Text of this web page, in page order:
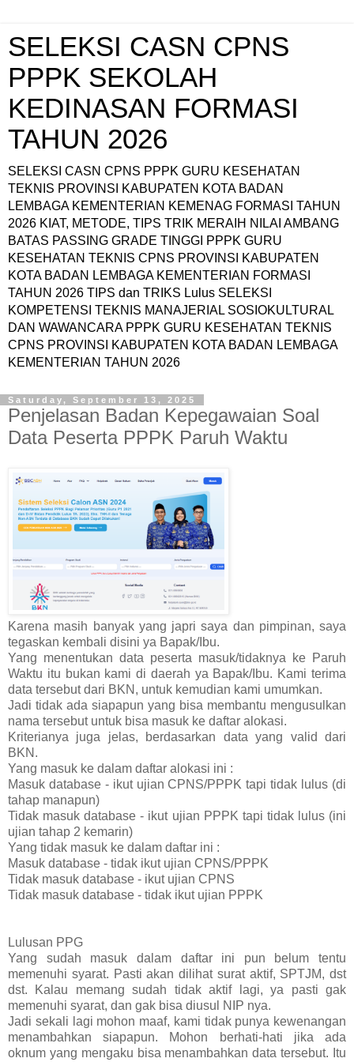
SELEKSI CASN CPNS
PPPK SEKOLAH
KEDINASAN FORMASI
TAHUN 2026
SELEKSI CASN CPNS PPPK GURU KESEHATAN
TEKNIS PROVINSI KABUPATEN KOTA BADAN
LEMBAGA KEMENTERIAN KEMENAG FORMASI TAHUN
2026 KIAT, METODE, TIPS TRIK MERAIH NILAI AMBANG
BATAS PASSING GRADE TINGGI PPPK GURU
KESEHATAN TEKNIS CPNS PROVINSI KABUPATEN
KOTA BADAN LEMBAGA KEMENTERIAN FORMASI
TAHUN 2026 TIPS dan TRIKS Lulus SELEKSI
KOMPETENSI TEKNIS MANAJERIAL SOSIOKULTURAL
DAN WAWANCARA PPPK GURU KESEHATAN TEKNIS
CPNS PROVINSI KABUPATEN KOTA BADAN LEMBAGA
KEMENTERIAN TAHUN 2026
Saturday, September 13, 2025
Penjelasan Badan Kepegawaian Soal
Data Peserta PPPK Paruh Waktu
Karena masih banyak yang japri saya dan pimpinan, saya
tegaskan kembali disini ya Bapak/Ibu.
Yang menentukan data peserta masuk/tidaknya ke Paruh
Waktu itu bukan kami di daerah ya Bapak/Ibu. Kami terima
data tersebut dari BKN, untuk kemudian kami umumkan.
Jadi tidak ada siapapun yang bisa membantu mengusulkan
nama tersebut untuk bisa masuk ke daftar alokasi.
Kriterianya juga jelas, berdasarkan data yang valid dari
BKN.
Yang masuk ke dalam daftar alokasi ini :
Masuk database - ikut ujian CPNS/PPPK tapi tidak lulus (di
tahap manapun)
Tidak masuk database - ikut ujian PPPK tapi tidak lulus (ini
ujian tahap 2 kemarin)
Yang tidak masuk ke dalam daftar ini :
Masuk database - tidak ikut ujian CPNS/PPPK
Tidak masuk database - ikut ujian CPNS
Tidak masuk database - tidak ikut ujian PPPK
Lulusan PPG
Yang sudah masuk dalam daftar ini pun belum tentu
memenuhi syarat. Pasti akan dilihat surat aktif, SPTJM, dst
dst. Kalau memang sudah tidak aktif lagi, ya pasti gak
memenuhi syarat, dan gak bisa diusul NIP nya.
Jadi sekali lagi mohon maaf, kami tidak punya kewenangan
menambahkan siapapun. Mohon berhati-hati jika ada
oknum yang mengaku bisa menambahkan data tersebut. Itu